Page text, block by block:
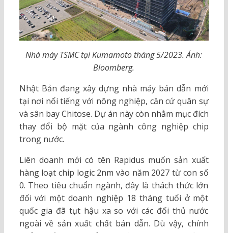
Nhà máy TSMC tại Kumamoto tháng 5/2023. Ảnh:
Bloomberg.
Nhật Bản đang xây dựng nhà máy bán dẫn mới
tại nơi nổi tiếng với nông nghiệp, căn cứ quân sự
và sân bay Chitose. Dự án này còn nhằm mục đích
thay đổi bộ mặt của ngành công nghiệp chip
trong nước.
Liên doanh mới có tên Rapidus muốn sản xuất
hàng loạt chip logic 2nm vào năm 2027 từ con số
0. Theo tiêu chuẩn ngành, đây là thách thức lớn
đối với một doanh nghiệp 18 tháng tuổi ở một
quốc gia đã tụt hậu xa so với các đối thủ nước
ngoài về sản xuất chất bán dẫn. Dù vậy, chính